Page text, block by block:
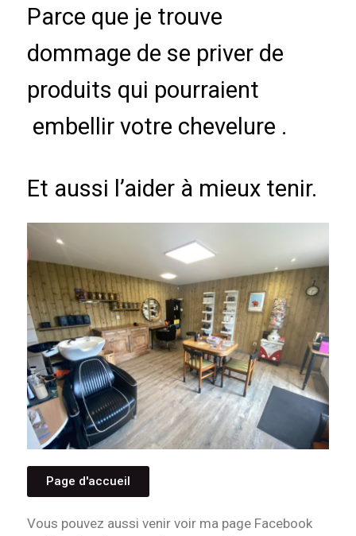
Parce que je trouve
dommage de se priver de
produits qui pourraient
embellir votre chevelure .
Et aussi l’aider à mieux tenir.
Page d'accueil
Vous pouvez aussi venir voir ma page Facebook